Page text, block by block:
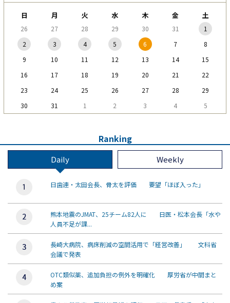
日 月 火 水 木 金 土
26 27 28 29 30 31
1
2
3 4 5 6 7
8
9
10 11 12 13 14
15
16
17 18 19 20 21
22
23
24 25 26 27 28
29
30
31 1 2 3 4 5
Ranking
Daily Weekly
日歯連・太田会長、骨太を評価 要望「ほぼ入った」
熊本地震のJMAT、25チーム82人に 日医・松本会長「水や
人員不足が課...
長崎大病院、病床削減の空間活用で「経営改善」 文科省
会議で発表
OTC類似薬、追加負担の例外を明確化 厚労省が中間まと
め案